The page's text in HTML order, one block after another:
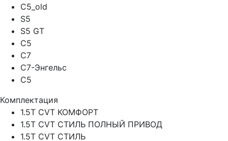
C5_old
S5
S5 GT
C5
C7
C7-Энгельс
C5
Комплектация
1.5T CVT КОМФОРТ
1.5T CVT СТИЛЬ ПОЛНЫЙ ПРИВОД
1.5T CVT СТИЛЬ